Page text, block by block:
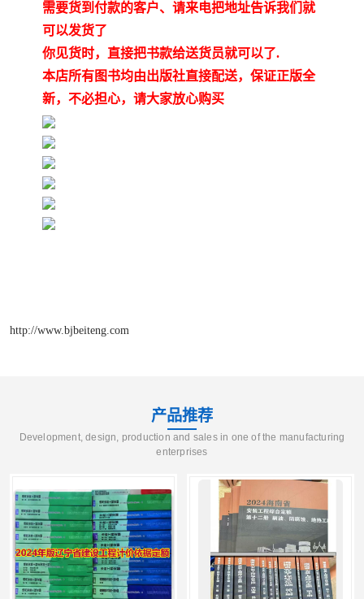
需要货到付款的客户、请来电把地址告诉我们就
可以发货了
你见货时，直接把书款给送货员就可以了.
本店所有图书均由出版社直接配送，保证正版全
新，不必担心，请大家放心购买
http://www.bjbeiteng.com
产品推荐
Development, design, production and sales in one of the manufacturing
enterprises